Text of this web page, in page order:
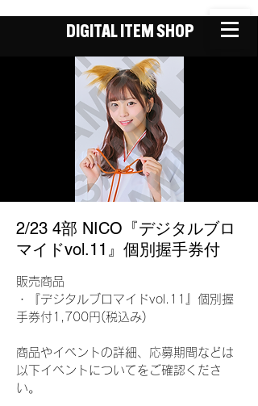
DIGITAL ITEM SHOP
2/23 4部 NICO『デジタルブロ
マイドvol.11』個別握手券付
販売商品
・『デジタルブロマイドvol.11』個別握
手券付1,700円(税込み)
商品やイベントの詳細、応募期間などは
以下イベントについてをご確認くださ
い。